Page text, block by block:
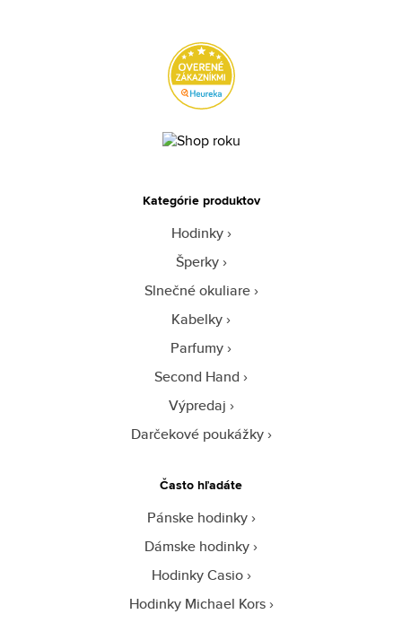
Kategórie produktov
Hodinky
Šperky
Slnečné okuliare
Kabelky
Parfumy
Second Hand
Výpredaj
Darčekové poukážky
Často hľadáte
Pánske hodinky
Dámske hodinky
Hodinky Casio
Hodinky Michael Kors